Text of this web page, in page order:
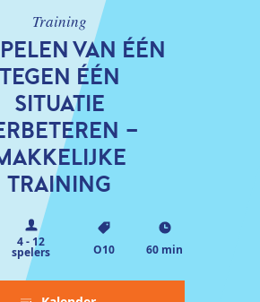
Inloggen
Registreren
Training
VAN ÉÉN
TEGEN ÉÉN
SITUATIE
-
TRAINING
4 - 12
spelers O10 60 min